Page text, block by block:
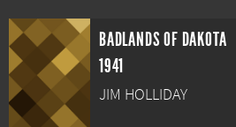
BADLANDS OF DAKOTA
1941
JIM HOLLIDAY